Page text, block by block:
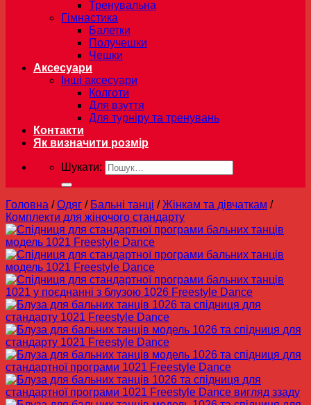
Тренувальна
Гімнастика
Балетки
Получешки
Чешки
Аксесуари
Інші аксесуари
Колготи
Для взуття
Для турніру та тренувань
Контакти
Як визначити розмір
Шукати:
Головна / Одяг / Бальні танці / Жінкам та дівчаткам /
Комплекти для жіночого стандарту